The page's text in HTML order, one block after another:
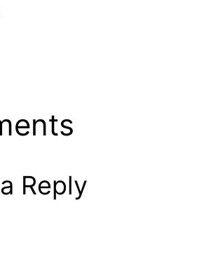
Reply